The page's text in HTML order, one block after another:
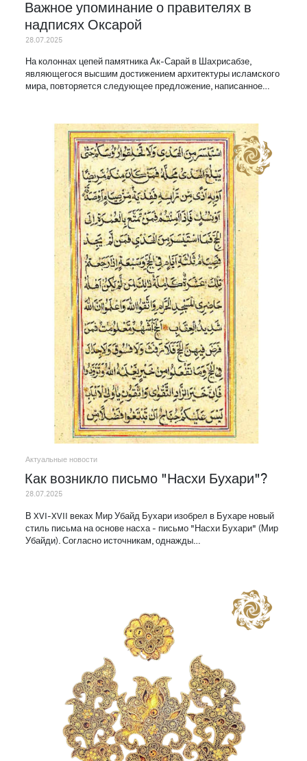
Важное упоминание о правителях в
надписях Оксарой
28.07.2025
На колоннах цепей памятника Ак-Сарай в Шахрисабзе,
являющегося высшим достижением архитектуры исламского
мира, повторяется следующее предложение, написанное…
Актуальные новости
Как возникло письмо "Насхи Бухари"?
28.07.2025
В XVI-XVII веках Мир Убайд Бухари изобрел в Бухаре новый
стиль письма на основе насха - письмо "Насхи Бухари" (Мир
Убайди). Согласно источникам, однажды…